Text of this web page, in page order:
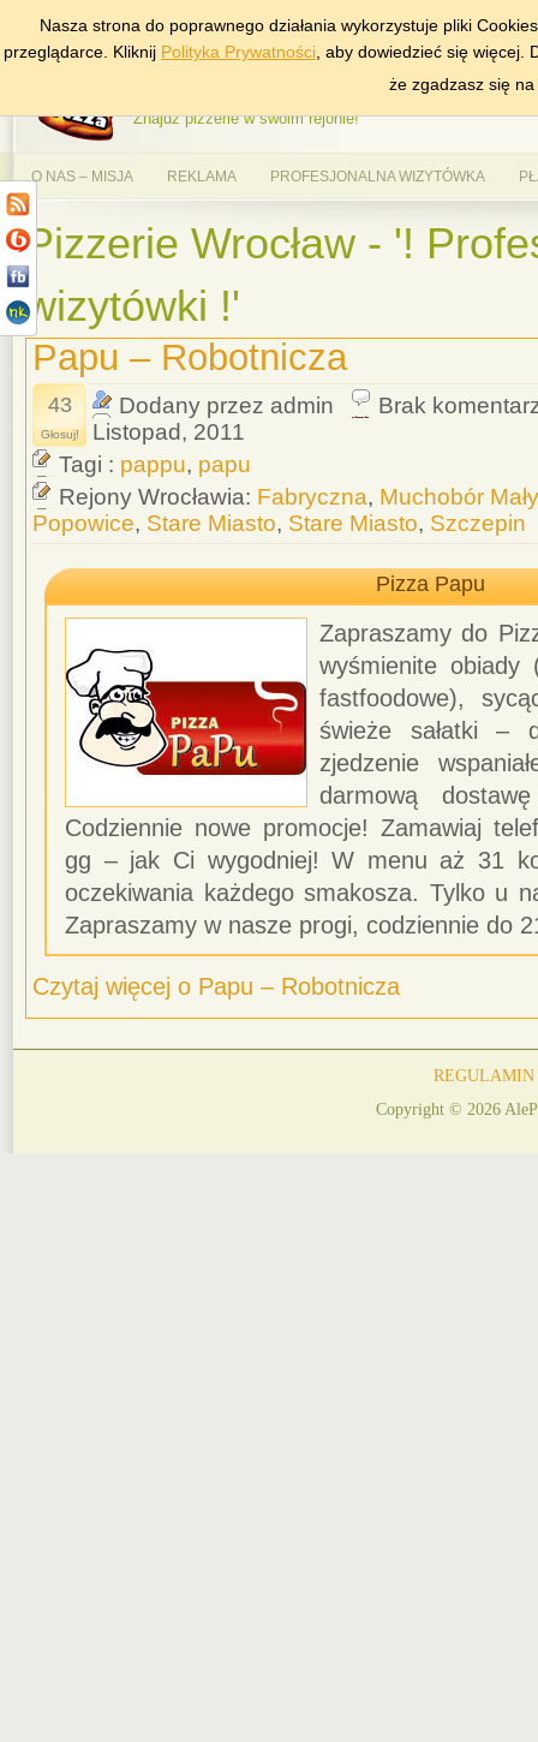
DODAJ NAS DO ULUBIONYCH ZNAJDŹ
AlePizza.com –
Znajdź pizzerie w swoim rejonie!
O NAS – MISJA REKLAMA PROFESJONALNA WIZYTÓWKA
Pizzerie Wrocław - '!
wizytówki !'
Papu – Robotnicza
43
Głosuj!
Dodany przez admin
Brak
Listopad, 2011
Tagi : pappu, papu
Rejony Wrocławia: Fabryczna, Muchobór Mały
Popowice, Stare Miasto, Stare Miasto, Szczepin
Pizza Papu
Zapraszamy do
wyśmienite obiady
fastfoodowe),
świeże sałatki –
zjedzenie
darmową
Codziennie nowe promocje! Zamawiaj
gg – jak Ci wygodniej! W menu aż 31
oczekiwania każdego smakosza. Tylko u
Zapraszamy w nasze progi, codziennie do
Czytaj więcej o Papu – Robotnicza
REGULAMIN
Copyright © 2026
Nasza strona do poprawnego działania wykorzystuje pliki
przeglądarce. Kliknij Polityka Prywatności , aby dowiedzieć się
że zgadzasz się